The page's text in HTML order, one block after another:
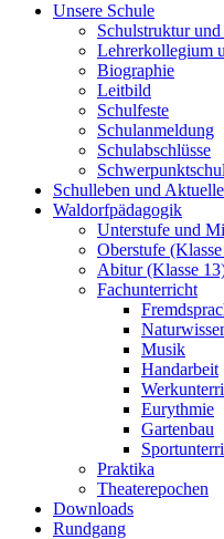
Unsere Schule
Schulstruktur
Lehrerkollegium
Biographie
Leitbild
Schulfeste
Schulanmeldung
Schulabschlüsse
Schulleben und
Waldorfpädagogik
Unterstufe und
Oberstufe
Abitur (Klasse
Fachunterricht
Musik
Handarbeit
Eurythmie
Gartenbau
Praktika
Theaterepochen
Downloads
Rundgang